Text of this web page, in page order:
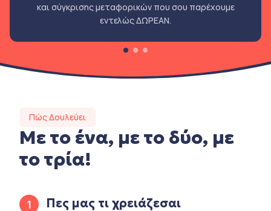
και σύγκρισης μεταφορικών που σου παρέχουμε
εντελώς ΔΩΡΕΑΝ.
Πώς Δουλεύει
Με το ένα, με το δύο, με
το τρία!
1 Πες μας τι χρειάζεσαι